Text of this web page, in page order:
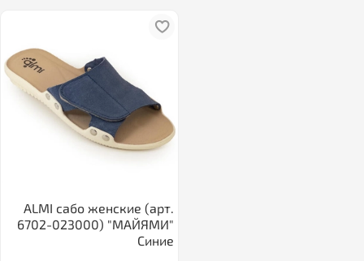
ALMI сабо женские (арт.
6702-023000) "МАЙЯМИ"
Синие